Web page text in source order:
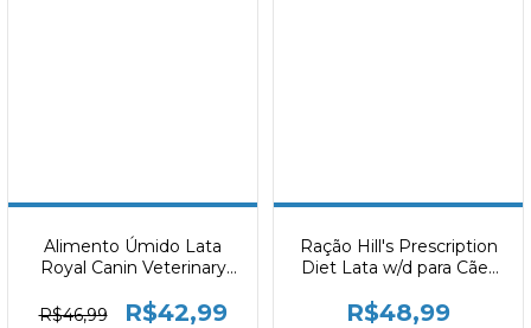
Alimento Úmido Lata
Royal Canin Veterinary
Low Carbohydrate 410g
R$46,99 R$42,99
Ração Hill's Prescription
Diet Lata w/d para Cães
Peso e Glicêmico 370g
R$48,99